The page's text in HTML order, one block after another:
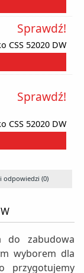
CSS 52020 DW
Sprawdź!
CSS 52020 DW
Sprawdź!
odpowiedzi (0)
do zabudowa
wyborem dla
przygotujemy